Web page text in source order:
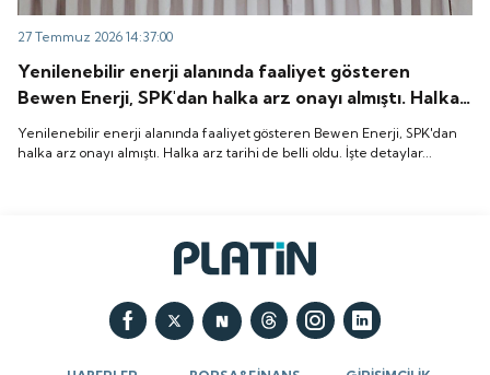
27 Temmuz 2026 14:37:00
Yenilenebilir enerji alanında faaliyet gösteren
Bewen Enerji, SPK'dan halka arz onayı almıştı. Halka
arz tarihi de belli oldu. İşte detaylar...
Yenilenebilir enerji alanında faaliyet gösteren Bewen Enerji, SPK'dan
halka arz onayı almıştı. Halka arz tarihi de belli oldu. İşte detaylar...